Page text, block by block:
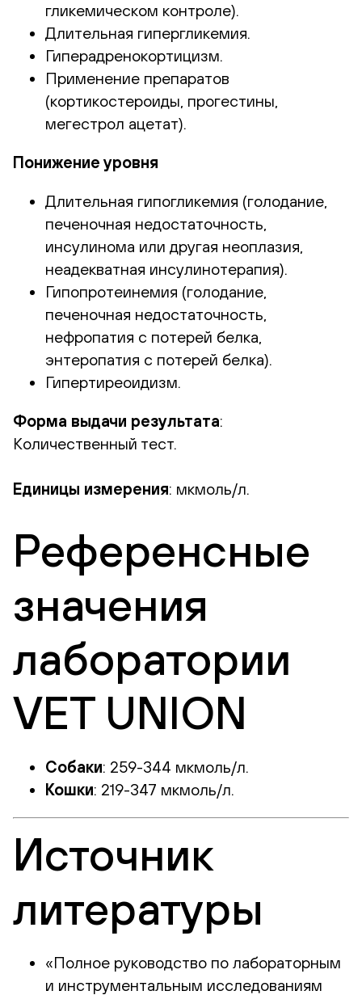
гликемическом контроле).
Длительная гипергликемия.
Гиперадренокортицизм.
Применение препаратов
(кортикостероиды, прогестины,
мегестрол ацетат).
Понижение уровня
Длительная гипогликемия (голодание,
печеночная недостаточность,
инсулинома или другая неоплазия,
неадекватная инсулинотерапия).
Гипопротеинемия (голодание,
печеночная недостаточность,
нефропатия с потерей белка,
энтеропатия с потерей белка).
Гипертиреоидизм.
Форма выдачи результата:
Количественный тест.
Единицы измерения: мкмоль/л.
Референсные
значения
лаборатории
VET UNION
Собаки: 259-344 мкмоль/л.
Кошки: 219-347 мкмоль/л.
Источник
литературы
«Полное руководство по лабораторным
и инструментальным исследованиям